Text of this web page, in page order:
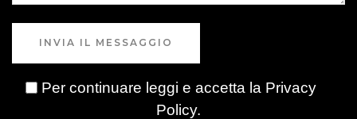
INVIA IL MESSAGGIO
Per continuare leggi e accetta la Privacy
Policy.